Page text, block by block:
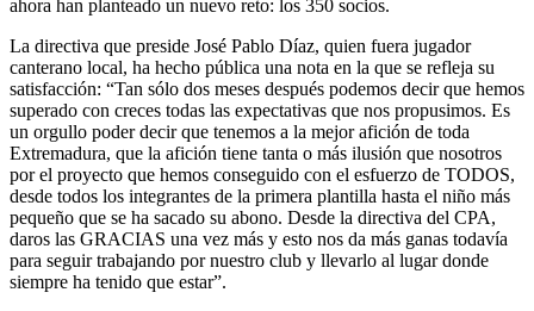
ahora han planteado un nuevo reto: los 350 socios.
La directiva que preside José Pablo Díaz, quien fuera jugador
canterano local, ha hecho pública una nota en la que se refleja su
satisfacción: “Tan sólo dos meses después podemos decir que hemos
superado con creces todas las expectativas que nos propusimos. Es
un orgullo poder decir que tenemos a la mejor afición de toda
Extremadura, que la afición tiene tanta o más ilusión que nosotros
por el proyecto que hemos conseguido con el esfuerzo de TODOS,
desde todos los integrantes de la primera plantilla hasta el niño más
pequeño que se ha sacado su abono. Desde la directiva del CPA,
daros las GRACIAS una vez más y esto nos da más ganas todavía
para seguir trabajando por nuestro club y llevarlo al lugar donde
siempre ha tenido que estar”.